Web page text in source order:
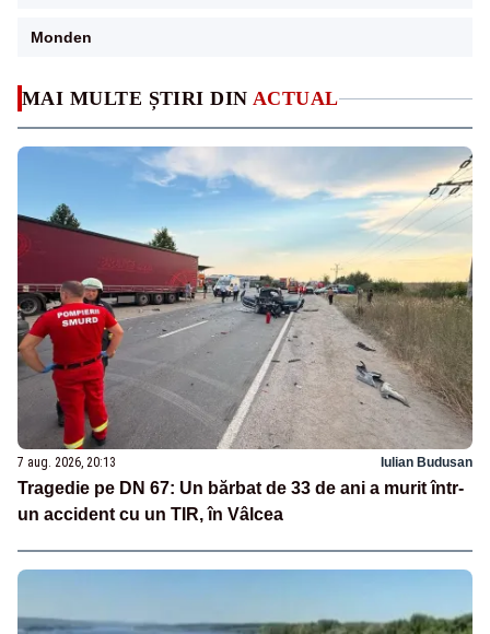
MAI MULTE ȘTIRI DIN ACTUAL
7 aug. 2026, 20:13 Iulian Budusan
Tragedie pe DN 67: Un bărbat de 33 de ani a murit într-
un accident cu un TIR, în Vâlcea
Monden